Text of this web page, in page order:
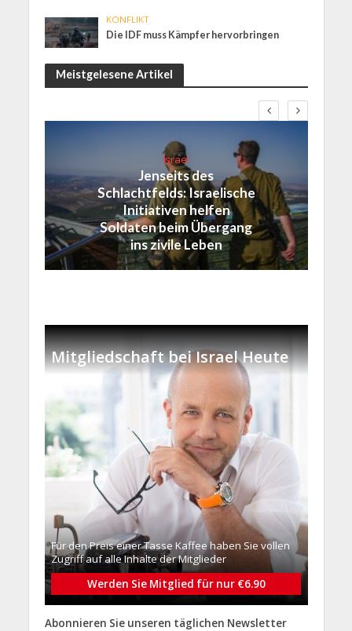
KONFLIKT
Die IDF muss Kämpfer hervorbringen
Meistgelesene Artikel
Israel
Jenseits des
Schlachtfelds: Israelische
Initiativen helfen
Soldaten beim Übergang
ins zivile Leben
Mitgliedschaft bei Israel Heute
Für den Preis einer Tasse Kaffee haben Sie vollen
Zugriff auf alle Inhalte der Mitglieder
Werden Sie Mitglied für nur €6.90
Abonnieren Sie unseren täglichen Newsletter